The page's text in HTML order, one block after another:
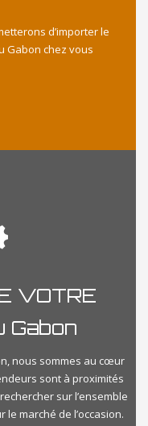
d’importer le
Gabon chez vous
VOTRE
Gabon
nous sommes au cœur
sont à proximités
sur l’ensemble
marché de l’occasion.